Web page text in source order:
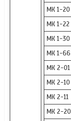
МК 1-20
МК 1-22
МК 1-30
МК 1-66
МК 2-01
МК 2-10
МК 2-11
МК 2-20